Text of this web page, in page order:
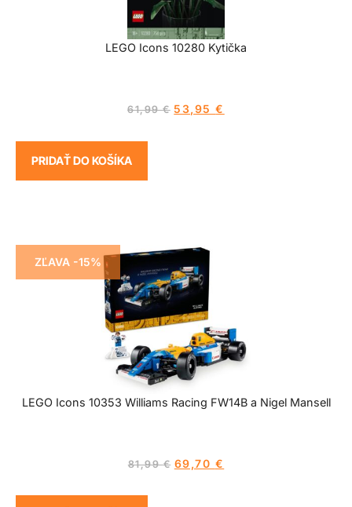
LEGO Icons 10280 Kytička
61,99€ 53,95€
PRIDAŤ DO KOŠÍKA
ZĽAVA -15%
LEGO Icons 10353 Williams Racing FW14B a Nigel Mansell
81,99€ 69,70 €